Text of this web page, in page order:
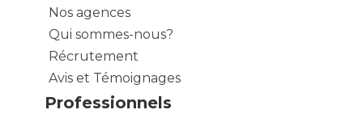
Nos agences
Qui sommes-nous?
Récrutement
Avis et Témoignages
Professionnels